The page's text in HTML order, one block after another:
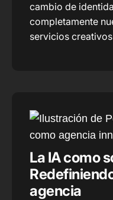
cambio de
completamente
servicios
La IA como
agencia